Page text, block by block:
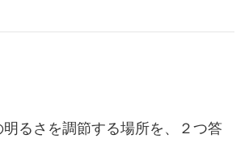
るさを調節する場所を、２つ答